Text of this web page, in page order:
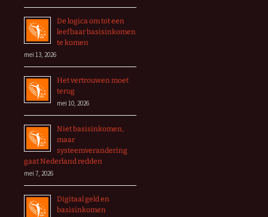
De logica om tot een
leefbaar basisinkomen
te komen
mei 13, 2026
Het vertrouwen moet
terug
mei 10, 2026
Niet basisinkomen,
maar
systeemverandering
gaat Nederland redden
mei 7, 2026
Digitaal geld en
basisinkomen